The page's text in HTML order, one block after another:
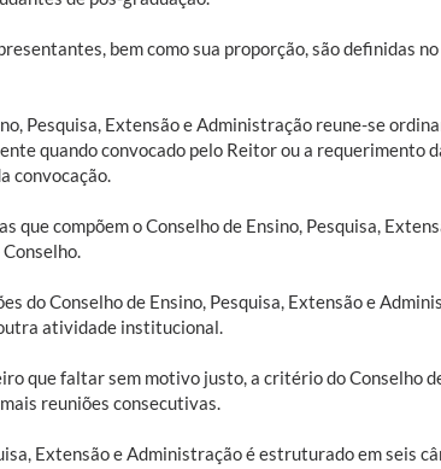
bem como sua proporção, são definidas
Pesquisa, Extensão e Administração reune-se
quando convocado pelo Reitor ou a requerimento
convocação.
que compõem o Conselho de Ensino, Pesquisa,
do Conselho de Ensino, Pesquisa, Extensão e
atividade institucional.
que faltar sem motivo justo, a critério do Conselho
reuniões consecutivas.
Extensão e Administração é estruturado em seis